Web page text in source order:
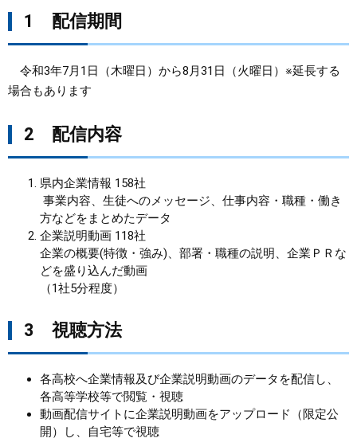
県政情報
1 配信期間
令和3年7月1日（木曜日）から8月31日（火曜日）※延長する
場合もあります
2 配信内容
県内企業情報 158社
事業内容、生徒へのメッセージ、仕事内容・職種・働き
方などをまとめたデータ
企業説明動画 118社
企業の概要(特徴・強み)、部署・職種の説明、企業ＰＲな
どを盛り込んだ動画
（1社5分程度）
3 視聴方法
各高校へ企業情報及び企業説明動画のデータを配信し、
各高等学校等で閲覧・視聴
動画配信サイトに企業説明動画をアップロード（限定公
開）し、自宅等で視聴